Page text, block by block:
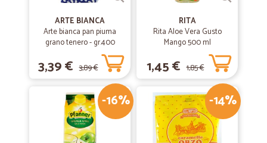
ARTE BIANCA
Arte bianca pan piuma
grano tenero - gr.400
3,39 € 3,89 €
RITA
Rita Aloe Vera Gusto
Mango 500 ml
1,45 € 1,85 €
-16% -14%